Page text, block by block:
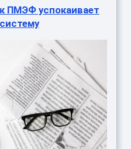
ПМЭФ успокаивает